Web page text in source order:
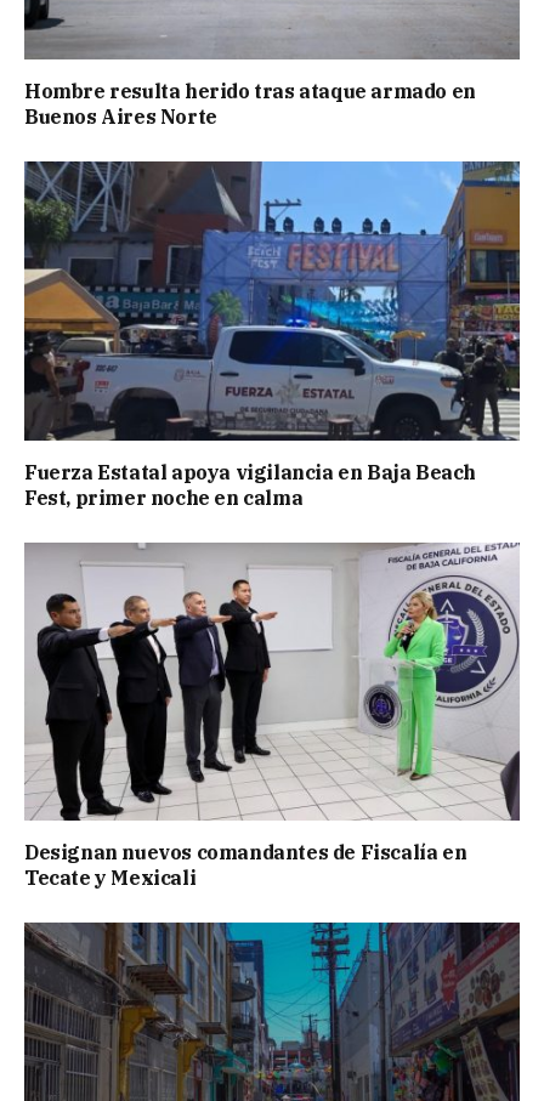
Hombre resulta herido tras ataque armado en
Buenos Aires Norte
Fuerza Estatal apoya vigilancia en Baja Beach
Fest, primer noche en calma
Designan nuevos comandantes de Fiscalía en
Tecate y Mexicali